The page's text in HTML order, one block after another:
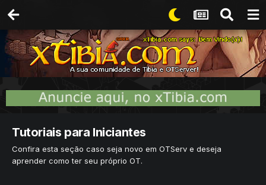
Tutoriais para Iniciantes
Confira esta seção caso seja novo em OTServ e deseja
aprender como ter seu próprio OT.